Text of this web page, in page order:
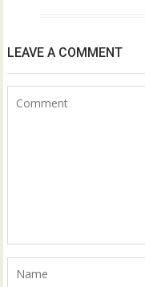
LEAVE A COMMENT